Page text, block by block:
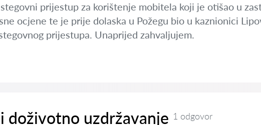
prijestup za korištenje mobitela koji je otišao u
ocjene te je prije dolaska u Požegu bio u kaznionici
prijestupa. Unaprijed zahvaljujem.
doživotno uzdržavanje 1 odgovor